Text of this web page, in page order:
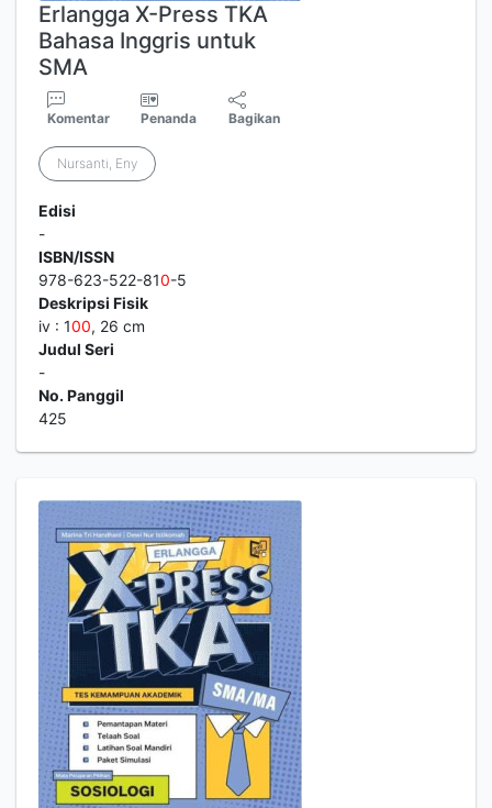
Erlangga X-Press TKA
Bahasa Inggris untuk
SMA
Komentar Penanda Bagikan
Nursanti, Eny
Edisi
-
ISBN/ISSN
978-623-522-810-5
Deskripsi Fisik
iv : 100, 26 cm
Judul Seri
-
No. Panggil
425